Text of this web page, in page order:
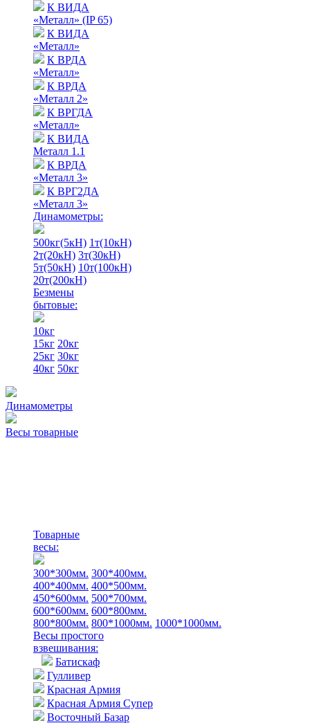
К ВИДА
«Металл» (IP 65)
К ВИДА
«Металл»
К ВРДА
«Металл»
К ВРДА
«Металл 2»
К ВРГДА
«Металл»
К ВИДА
Металл 1.1
К ВРДА
«Металл 3»
К ВРГ2ДА
«Металл 3»
Динамометры:
500кг(5кН) 1т(10кН)
2т(20кН) 3т(30кН)
5т(50кН) 10т(100кН)
20т(200кН)
Безмены
бытовые:
10кг
15кг 20кг
25кг 30кг
40кг 50кг
Динамометры
Весы товарные
Товарные
весы:
300*300мм. 300*400мм.
400*400мм. 400*500мм.
450*600мм. 500*700мм.
600*600мм. 600*800мм.
800*800мм. 800*1000мм. 1000*1000мм.
Весы простого
взвешивания:
Батискаф
Гулливер
Красная Армия
Красная Армия Супер
Восточный Базар